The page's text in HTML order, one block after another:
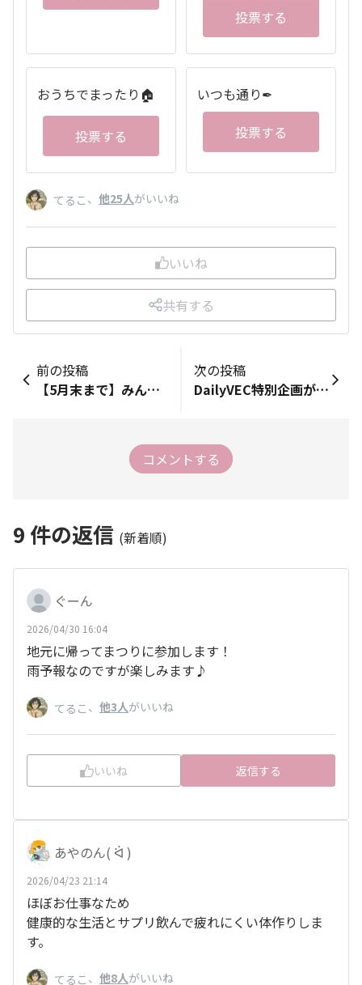
投票する
おうちでまったり🏠
投票する
いつも通り✒
投票する
てるこ 、 他25人がいいね
いいね
共有する
前の投稿
【5月末まで】みんなでコメント交流キャンペーン！🍀コメントするほどポイントアップ🌞
次の投稿
DailyVEC特別企画がスタート！GWアフター来店でDailyVEC2包がもらえます！
コメントする
9 件の返信 (新着順)
ぐーん
2026/04/30 16:04
地元に帰ってまつりに参加します！
雨予報なのですが楽しみます♪
てるこ 、 他3人がいいね
いいね 返信する
あやのん( ᐛ )
2026/04/23 21:14
ほぼお仕事なため
健康的な生活とサプリ飲んで疲れにくい体作りしま
す。
てるこ 、 他8人がいいね